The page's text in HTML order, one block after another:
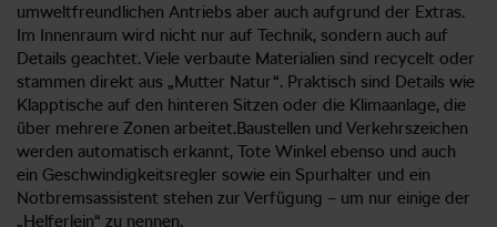
umweltfreundlichen Antriebs aber auch aufgrund der Extras.
Im Innenraum wird nicht nur auf Technik, sondern auch auf
Details geachtet. Viele verbaute Materialien sind recycelt oder
stammen direkt aus „Mutter Natur“. Praktisch sind Details wie
Klapptische auf den hinteren Sitzen oder die Klimaanlage, die
über mehrere Zonen arbeitet.Baustellen und Verkehrszeichen
werden automatisch erkannt, Tote Winkel ebenso und auch
ein Geschwindigkeitsregler sowie ein Spurhalter und ein
Notbremsassistent stehen zur Verfügung – um nur einige der
„Helferlein“ zu nennen.